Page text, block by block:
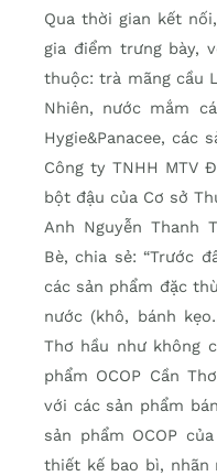
Qua thời gian kết
gia điểm trưng bày,
thuộc: trà mãng cầu
Nhiên, nước mắm
Hygie&Panacee, các
Công ty TNHH MTV
bột đậu của Cơ sở
Anh Nguyễn Thanh
Bè, chia sẻ: “Trước
các sản phẩm đặc
nước (khô, bánh
Thơ hầu như không
phẩm OCOP Cần
với các sản phẩm
sản phẩm OCOP
thiết kế bao bì, nhãn